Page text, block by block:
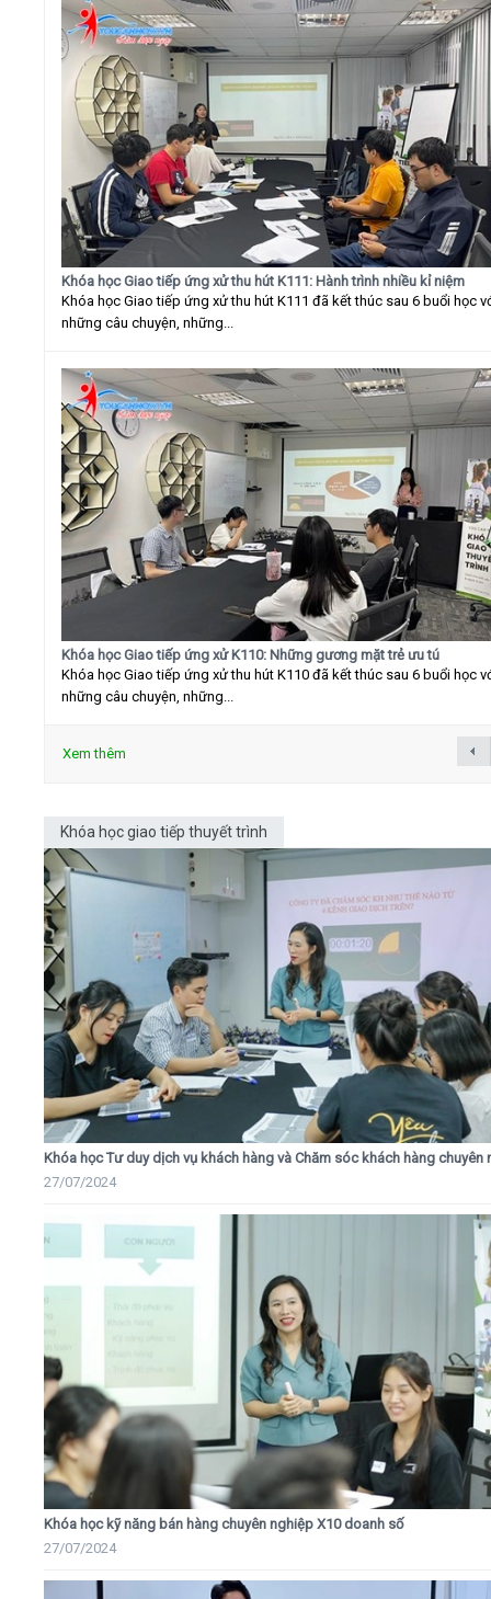
Khóa học Giao tiếp ứng xử thu hút K111: Hành trình nhiều kỉ niệm
Khóa học Giao tiếp ứng xử thu hút K111 đã kết thúc sau 6 buổi học
những câu chuyện, những...
Khóa học Giao tiếp ứng xử K110: Những gương mặt trẻ ưu tú
Khóa học Giao tiếp ứng xử thu hút K110 đã kết thúc sau 6 buổi học
những câu chuyện, những...
Xem thêm
Khóa học giao tiếp thuyết trình
Khóa học Tư duy dịch vụ khách hàng và Chăm sóc khách hàng chuyên
27/07/2024
Khóa học kỹ năng bán hàng chuyên nghiệp X10 doanh số
27/07/2024